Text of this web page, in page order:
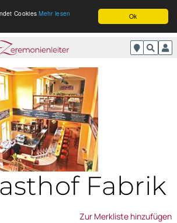
Ok
CookiesMehr lesen
Fabrik
Zur Merkliste hinzufügen